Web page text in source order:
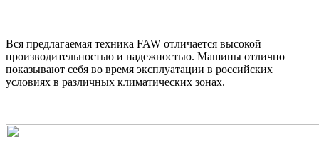
Вся предлагаемая техника FAW отличается высокой
производительностью и надежностью. Машины отлично
показывают себя во время эксплуатации в российских
условиях в различных климатических зонах.